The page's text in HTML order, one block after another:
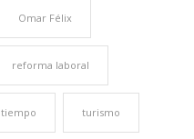
Omar Félix
reforma laboral
tiempo turismo